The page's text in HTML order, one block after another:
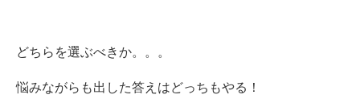
どちらを選ぶべきか。。。
悩みながらも出した答えはどっちもやる！